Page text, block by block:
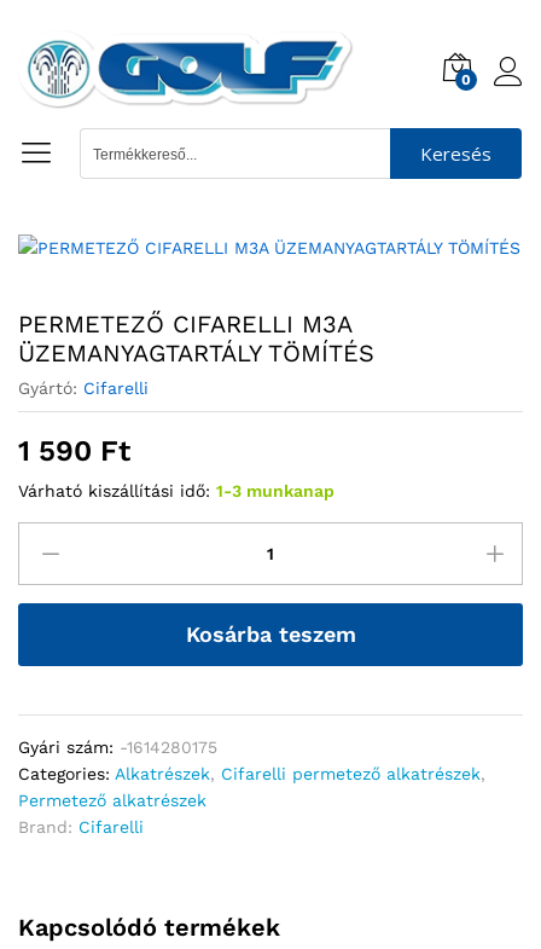
0
Keresés
PERMETEZŐ CIFARELLI M3A
ÜZEMANYAGTARTÁLY TÖMÍTÉS
Gyártó: Cifarelli
1 590 Ft
Várható kiszállítási idő: 1-3 munkanap
Kosárba teszem
Gyári szám: -1614280175
Categories: Alkatrészek, Cifarelli permetező alkatrészek,
Permetező alkatrészek
Brand: Cifarelli
Kapcsolódó termékek